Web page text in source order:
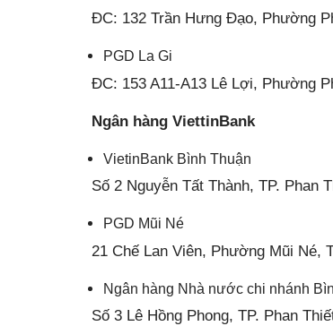
ĐC: 132 Trần Hưng Đạo, Phường
PGD La Gi
ĐC: 153 A11-A13 Lê Lợi, Phường
Ngân hàng ViettinBank
VietinBank Bình Thuận
Số 2 Nguyễn Tất Thành, TP. Phan
PGD Mũi Né
21 Chế Lan Viên, Phường Mũi Né,
Ngân hàng Nhà nước chi nhánh
Số 3 Lê Hồng Phong, TP. Phan